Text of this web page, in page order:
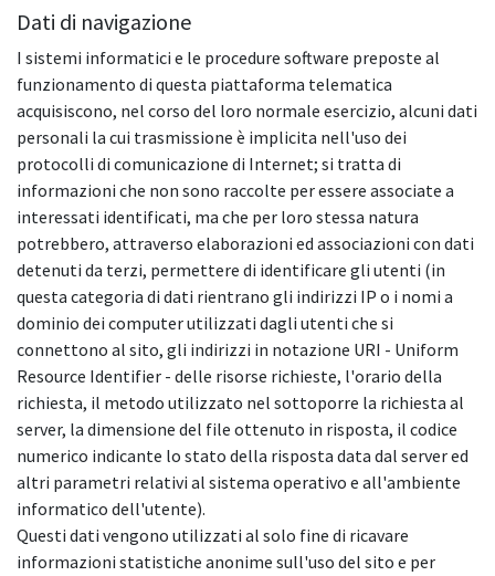
Dati di navigazione
I sistemi informatici e le procedure software preposte al
funzionamento di questa piattaforma telematica
acquisiscono, nel corso del loro normale esercizio, alcuni dati
personali la cui trasmissione è implicita nell'uso dei
protocolli di comunicazione di Internet; si tratta di
informazioni che non sono raccolte per essere associate a
interessati identificati, ma che per loro stessa natura
potrebbero, attraverso elaborazioni ed associazioni con dati
detenuti da terzi, permettere di identificare gli utenti (in
questa categoria di dati rientrano gli indirizzi IP o i nomi a
dominio dei computer utilizzati dagli utenti che si
connettono al sito, gli indirizzi in notazione URI - Uniform
Resource Identifier - delle risorse richieste, l'orario della
richiesta, il metodo utilizzato nel sottoporre la richiesta al
server, la dimensione del file ottenuto in risposta, il codice
numerico indicante lo stato della risposta data dal server ed
altri parametri relativi al sistema operativo e all'ambiente
informatico dell'utente).
Questi dati vengono utilizzati al solo fine di ricavare
informazioni statistiche anonime sull'uso del sito e per